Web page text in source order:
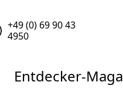
+49 (0) 69 90 43
4950
Entdecker-